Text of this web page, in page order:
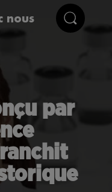
nous
par